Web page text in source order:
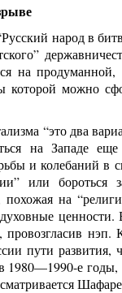
народ в
на
которой можно
“это два
на Западе
и колебаний в
или бороться
похожая на
нэп.
пути развития,
1980—1990-е годы,